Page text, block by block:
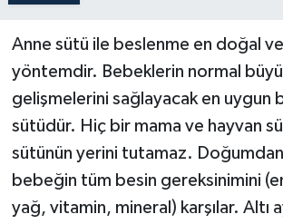
Anne sütü ile beslenme en doğal ve
yöntemdir. Bebeklerin normal
gelişmelerini sağlayacak en uygun
sütüdür. Hiç bir mama ve hayvan
sütünün yerini tutamaz. Doğumdan
bebeğin tüm besin gereksinimini
yağ, vitamin, mineral) karşılar. Altı